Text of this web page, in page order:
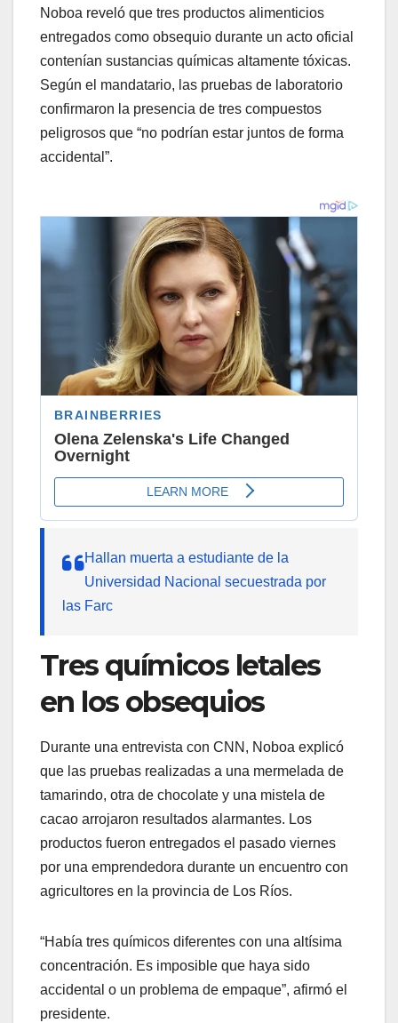
Noboa reveló que tres productos alimenticios
entregados como obsequio durante un acto oficial
contenían sustancias químicas altamente tóxicas.
Según el mandatario, las pruebas de laboratorio
confirmaron la presencia de tres compuestos
peligrosos que “no podrían estar juntos de forma
accidental”.
Hallan muerta a estudiante de la
Universidad Nacional secuestrada por
las Farc
Tres químicos letales
en los obsequios
Durante una entrevista con CNN, Noboa explicó
que las pruebas realizadas a una mermelada de
tamarindo, otra de chocolate y una mistela de
cacao arrojaron resultados alarmantes. Los
productos fueron entregados el pasado viernes
por una emprendedora durante un encuentro con
agricultores en la provincia de Los Ríos.
“Había tres químicos diferentes con una altísima
concentración. Es imposible que haya sido
accidental o un problema de empaque”, afirmó el
presidente.